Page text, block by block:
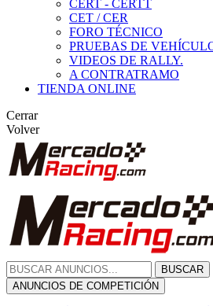
CERT - CERTT
CET / CER
FORO TÉCNICO
PRUEBAS DE
VIDEOS DE RALLY.
A CONTRATRAMO
TIENDA ONLINE
Cerrar
Volver
BUSCAR
ANUNCIOS DE COMPETICIÓN